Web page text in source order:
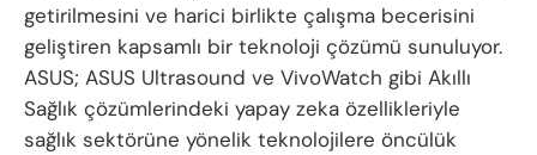
getirilmesini ve harici birlikte çalışma becerisini
geliştiren kapsamlı bir teknoloji çözümü sunuluyor.
ASUS; ASUS Ultrasound ve VivoWatch gibi Akıllı
Sağlık çözümlerindeki yapay zeka özellikleriyle
sağlık sektörüne yönelik teknolojilere öncülük